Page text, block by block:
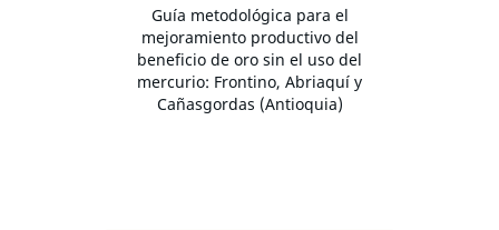
Guía metodológica para el
mejoramiento productivo del
beneficio de oro sin el uso del
mercurio: Frontino, Abriaquí y
Cañasgordas (Antioquia)